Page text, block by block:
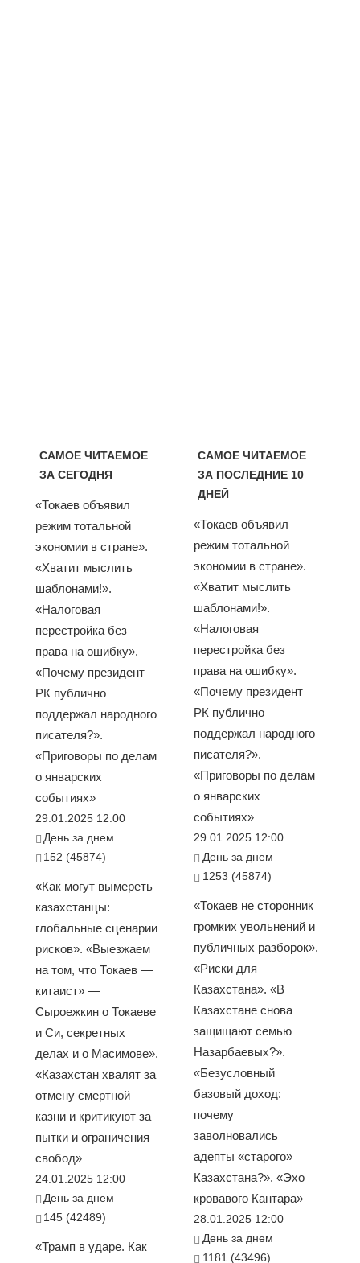
САМОЕ ЧИТАЕМОЕ
ЗА СЕГОДНЯ
«Токаев объявил
режим тотальной
экономии в стране».
«Хватит мыслить
шаблонами!».
«Налоговая
перестройка без
права на ошибку».
«Почему президент
РК публично
поддержал народного
писателя?».
«Приговоры по делам
о январских
событиях»
29.01.2025 12:00
День за днем
152 (45874)
«Как могут вымереть
казахстанцы:
глобальные сценарии
рисков». «Выезжаем
на том, что Токаев —
китаист» —
Сыроежкин о Токаеве
и Си, секретных
делах и о Масимове».
«Казахстан хвалят за
отмену смертной
казни и критикуют за
пытки и ограничения
свобод»
24.01.2025 12:00
День за днем
145 (42489)
«Трамп в ударе. Как
САМОЕ ЧИТАЕМОЕ
ЗА ПОСЛЕДНИЕ 10
ДНЕЙ
«Токаев объявил
режим тотальной
экономии в стране».
«Хватит мыслить
шаблонами!».
«Налоговая
перестройка без
права на ошибку».
«Почему президент
РК публично
поддержал народного
писателя?».
«Приговоры по делам
о январских
событиях»
29.01.2025 12:00
День за днем
1253 (45874)
«Токаев не сторонник
громких увольнений и
публичных разборок».
«Риски для
Казахстана». «В
Казахстане снова
защищают семью
Назарбаевых?».
«Безусловный
базовый доход:
почему
заволновались
адепты «старого»
Казахстана?». «Эхо
кровавого Кантара»
28.01.2025 12:00
День за днем
1181 (43496)